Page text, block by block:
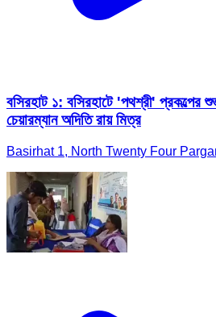
বসিরহাট ১: বসিরহাটে 'পথশ্রী' প্রকল্পের
চেয়ারম্যান অদিতি রায় মিত্র
Basirhat 1, North Twenty Four